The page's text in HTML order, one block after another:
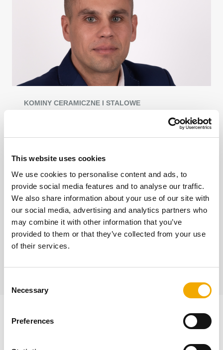
This website uses cookies
We use cookies to personalise content and ads, to
provide social media features and to analyse our traffic.
We also share information about your use of our site with
our social media, advertising and analytics partners who
may combine it with other information that you’ve
provided to them or that they’ve collected from your use
of their services.
Necessary
Preferences
KOMINY CERAMICZNE I STALOWE
oraz stalowe systemy kominowe w Krakowie i
okolicach oraz na terenie woj. świętokrzyskiego.
CZYTAJ WIĘCEJ
Systemy kominowe Kraków –